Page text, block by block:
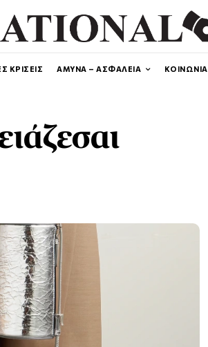
ΚΡΙΣΕΙΣ ΑΜΥΝΑ – ΑΣΦΑΛΕΙΑ ΚΟΙΝΩΝΙΑ